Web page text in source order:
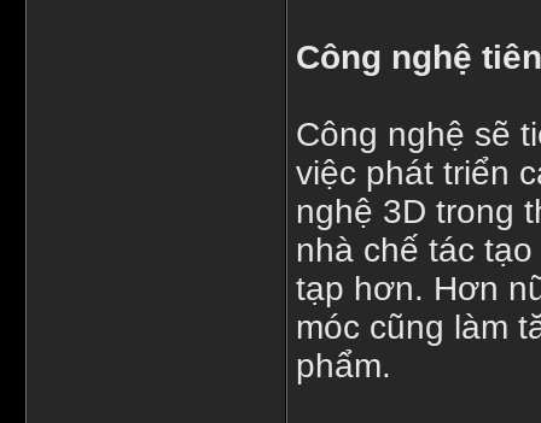
Công nghệ
Công nghệ sẽ
việc phát triển
nghệ 3D trong
nhà chế tác
tạp hơn. Hơn
móc cũng làm
phẩm.